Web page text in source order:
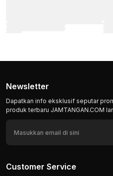
Newsletter
Dapatkan info eksklusif seputar
produk terbaru JAMTANGAN.COM
Customer Service